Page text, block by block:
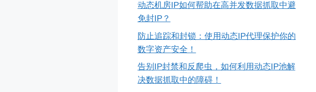
动态机房IP如何帮助在高并发数据抓取中避
免封IP？
防止追踪和封锁：使用动态IP代理保护你的
数字资产安全！
告别IP封禁和反爬虫，如何利用动态IP池解
决数据抓取中的障碍！